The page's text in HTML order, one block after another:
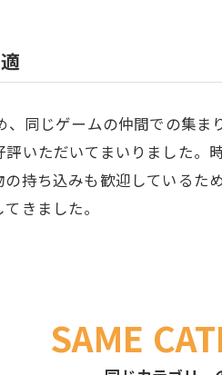
同じゲームの仲間での集
いただいてまいりました
持ち込みも歓迎している
きました。
SAME